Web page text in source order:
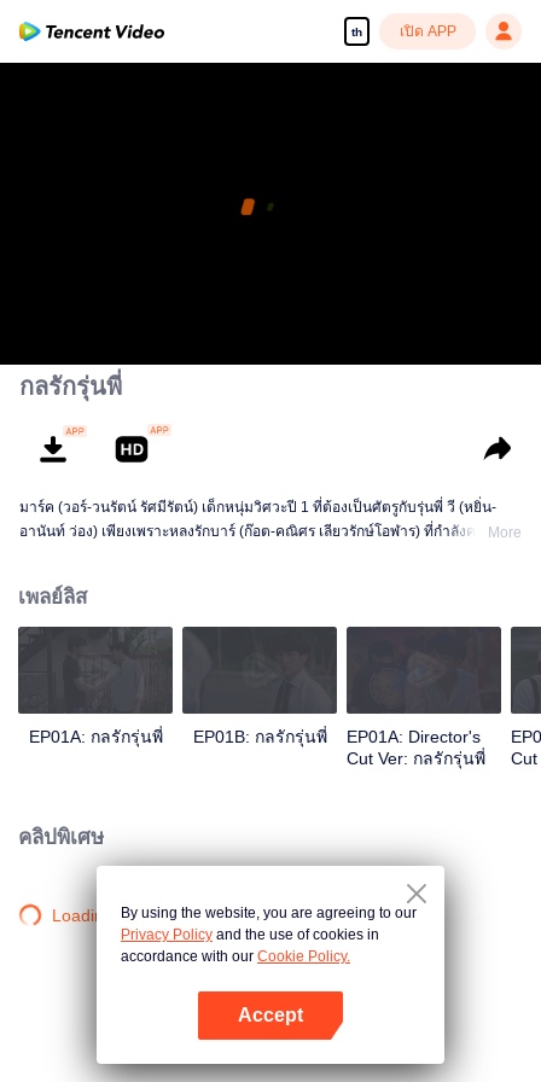
th เปิด APP
กลรักรุ่นพี่
มาร์ค (วอร์-วนรัตน์ รัศมีรัตน์) เด็กหนุ่มวิศวะปี 1 ที่ต้องเป็นศัตรูกับรุ่นพี่ วี (หยิ่น-
อานันท์ ว่อง) เพียงเพราะหลงรักบาร์ (ก๊อต-คณิศร เลียวรักษ์โอฬาร) ที่กำลังคบหาอยู่
แล้วความรักของทั้งสองคนก็ค่อยๆ ก่อตัวเพิ่มขึ้น แต่ติดตรงที่วีมีพลอย (เพิร์ธ-วีริณฐ์
ศรา ตั้งกิจสุวานิช) แฟนสาวที่คบกันมานานอยู่ ทำให้วีเกิดความสับสนในจิตใจและ
More
เพลย์ลิส
EP01A: กลรักรุ่นพี่ EP01B: กลรักรุ่นพี่
EP01A: Director's
Cut Ver: กลรักรุ่นพี่
คลิปพิเศษ
Loading…By using the website, you are agreeing to our
Privacy Policy and the use of cookies in
accordance with our Cookie Policy.
Accept